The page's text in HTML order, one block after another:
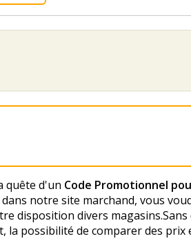
quête d'un Code Promotionnel
notre site marchand, vous
disposition divers
la possibilité de comparer des